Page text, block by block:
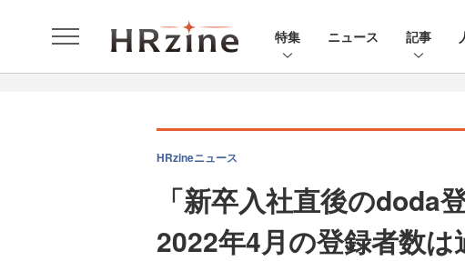
特集 ニュース 記事
HRzineニュース
「新卒入社直後のdoda
2022年4月の登録者数